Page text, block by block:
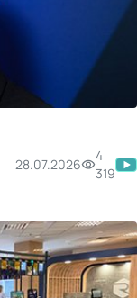
28.07.2026
4
319